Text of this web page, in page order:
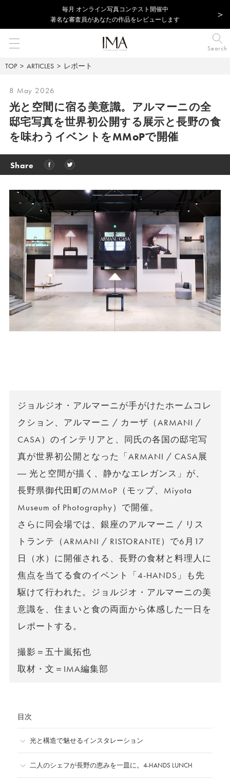
毎⽉ オンライン写真コンテスト開催中
著名な審査員があなたの作品をレビューします
Search
TOP ARTICLES レポート
8 May 2026
光と空間に宿る美意識。アルマーニの全
邸宅写真を世界初公開する展示と長野の食
を味わうイベントをMMoPで開催
Share
ジョルジオ・アルマーニが手がけたホームコレ
クション、アルマーニ / カーザ（ARMANI /
CASA）のインテリアと、同氏の各国の邸宅写
真が世界初公開となった「ARMANI / CASA展
― 光と空間が描く、静かなエレガンス」が、
長野県御代田町のMMoP（モップ、Miyota
Museum of Photography）で開催。
さらに同会場では、銀座のアルマーニ / リス
トランテ（ARMANI / RISTORANTE）で6月17
日（水）に開催される、長野の食材と料理人に
焦点を当てる食のイベント「4-HANDS」も先
駆けて行われた。ジョルジオ・アルマーニの美
意識を、住まいと食の両面から体感した一日を
レポートする。
撮影＝五十嵐拓也
取材・文＝IMA編集部
目次
光と構造で魅せるインスタレーション
二人のシェフが長野の恵みを一皿に。4-HANDS LUNCH